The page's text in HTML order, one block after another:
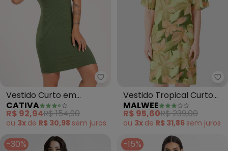
Cativa - Vestido Curto em
Vestido Curto em
Canelado (Verde)
CATIVA
R$ 92,94R$ 154,90
ou 3x de R$ 30,98 sem juros
Vestido Tropical Curto
Amplo em Viscolinho
(Verde)
MALWEE
R$ 95,60R$ 239,00
ou 3x de R$ 31,86 sem juros
-30% -15%